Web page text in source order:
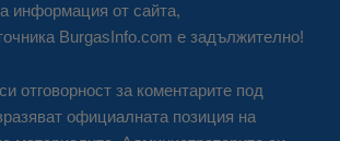
информация от сайта,
BurgasInfo.com е задължително!
отговорност за коментарите под
официалната позиция на